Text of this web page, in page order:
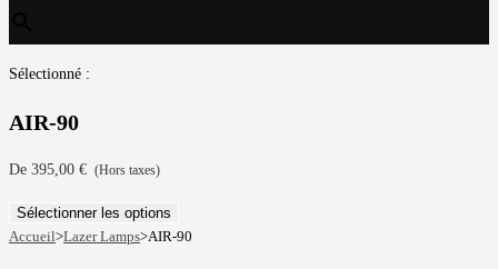
Sélectionné :
AIR-90
De 395,00 € (Hors taxes)
Sélectionner les options
Accueil>Lazer Lamps>AIR-90